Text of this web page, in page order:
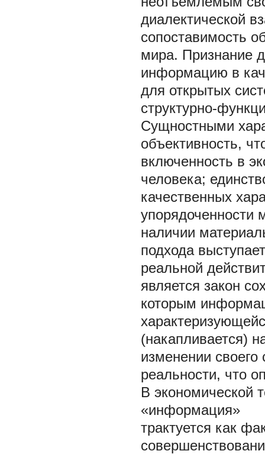
диалектической
сопоставимость
мира. Признание
информацию в
для открытых
структурно-
Сущностными
объективность,
включенность в
человека;
качественных
упорядоченности
наличии
подхода
реальной
является закон
которым
(накапливается)
изменении
реальности, что
В экономической
«информация»
трактуется как